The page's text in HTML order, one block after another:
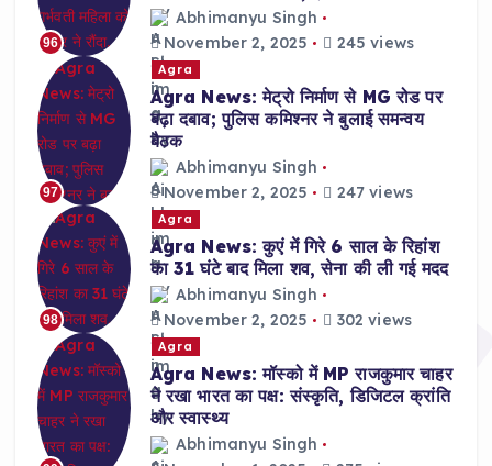
96
Abhimanyu Singh
November 2, 2025
245 views
97
Agra
Agra News: मेट्रो निर्माण से MG रोड पर
बढ़ा दबाव; पुलिस कमिश्नर ने बुलाई समन्वय
बैठक
Abhimanyu Singh
November 2, 2025
247 views
98
Agra
Agra News: कुएं में गिरे 6 साल के रिहांश
का 31 घंटे बाद मिला शव, सेना की ली गई मदद
Abhimanyu Singh
November 2, 2025
302 views
Agra
Agra News: मॉस्को में MP राजकुमार चाहर
ने रखा भारत का पक्ष: संस्कृति, डिजिटल क्रांति
और स्वास्थ्य
Abhimanyu Singh